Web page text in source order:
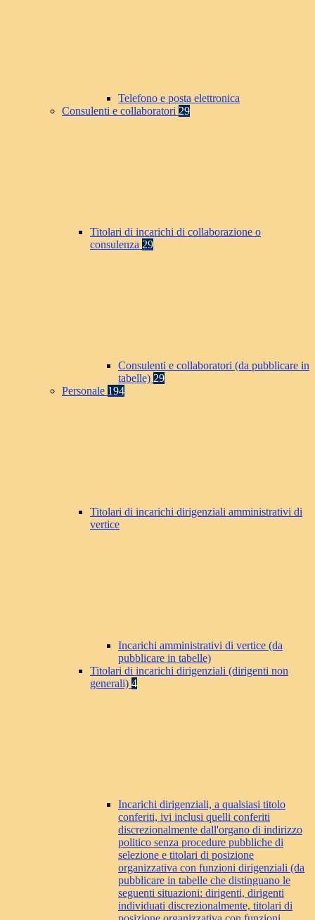
Telefono e posta elettronica
Consulenti e collaboratori 29
Titolari di incarichi di collaborazione o
consulenza 29
Consulenti e collaboratori (da pubblicare in
tabelle) 29
Personale 194
Titolari di incarichi dirigenziali amministrativi di
vertice
Incarichi amministrativi di vertice (da
pubblicare in tabelle)
Titolari di incarichi dirigenziali (dirigenti non
generali) 4
Incarichi dirigenziali, a qualsiasi titolo
conferiti, ivi inclusi quelli conferiti
discrezionalmente dall'organo di indirizzo
politico senza procedure pubbliche di
selezione e titolari di posizione
organizzativa con funzioni dirigenziali (da
pubblicare in tabelle che distinguano le
seguenti situazioni: dirigenti, dirigenti
individuati discrezionalmente, titolari di